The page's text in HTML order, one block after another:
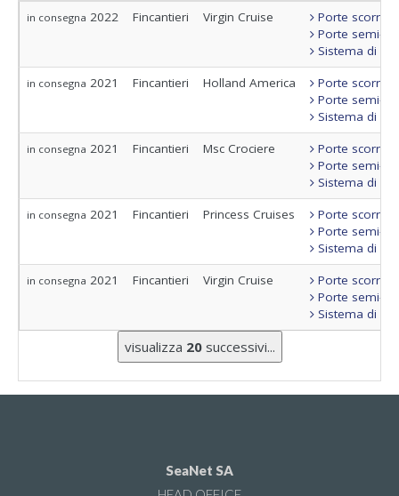
in consegna 2022 Fincantieri Virgin Cruise
Porte
Porte semi-
Sistema di
in consegna 2021 Fincantieri Holland America
Porte
Porte semi-
Sistema di
in consegna 2021 Fincantieri Msc Crociere
Porte
Porte semi-
Sistema di
in consegna 2021 Fincantieri Princess Cruises
Porte
Porte semi-
Sistema di
in consegna 2021 Fincantieri Virgin Cruise
Porte
Porte semi-
Sistema di
visualizza 20successivi...
SeaNet SA